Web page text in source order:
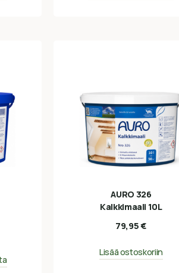
AURO 326
Kalkkimaali 10L
79,95€
Lisää ostoskoriin